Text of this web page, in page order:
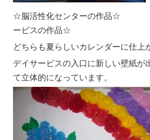
☆脳活性化センター
ービスの作品☆
どちらも夏らしいカレンダーに仕上
デイサービスの入口に新しい壁紙が
て立体的になっています。